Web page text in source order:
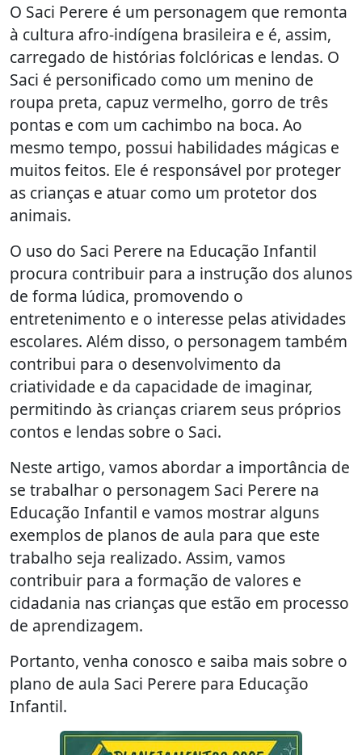
O Saci Perere é um personagem que remonta
à cultura afro-indígena brasileira e é, assim,
carregado de histórias folclóricas e lendas. O
Saci é personificado como um menino de
roupa preta, capuz vermelho, gorro de três
pontas e com um cachimbo na boca. Ao
mesmo tempo, possui habilidades mágicas e
muitos feitos. Ele é responsável por proteger
as crianças e atuar como um protetor dos
animais.
O uso do Saci Perere na Educação Infantil
procura contribuir para a instrução dos alunos
de forma lúdica, promovendo o
entretenimento e o interesse pelas atividades
escolares. Além disso, o personagem também
contribui para o desenvolvimento da
criatividade e da capacidade de imaginar,
permitindo às crianças criarem seus próprios
contos e lendas sobre o Saci.
Neste artigo, vamos abordar a importância de
se trabalhar o personagem Saci Perere na
Educação Infantil e vamos mostrar alguns
exemplos de planos de aula para que este
trabalho seja realizado. Assim, vamos
contribuir para a formação de valores e
cidadania nas crianças que estão em processo
de aprendizagem.
Portanto, venha conosco e saiba mais sobre o
plano de aula Saci Perere para Educação
Infantil.